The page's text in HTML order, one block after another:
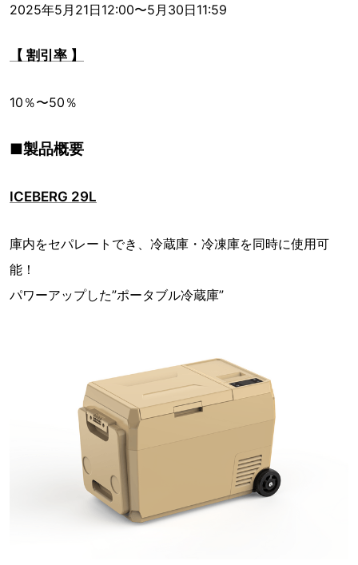
2025年5月21日12:00〜5月30日11:59
【 割引率 】
10％〜50％
■製品概要
ICEBERG 29L
庫内をセパレートでき、冷蔵庫・冷凍庫を同時に使用可
能！
パワーアップした”ポータブル冷蔵庫”